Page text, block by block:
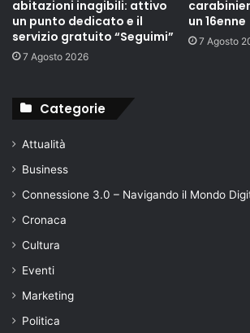
abitazioni inagibili: attivo
un punto dedicato e il
servizio gratuito “Seguimi”
7 Agosto 2026
un 16enne
7 Agosto
Categorie
Attualità
Business
Connessione 3.0 – Navigando il Mondo
Cronaca
Cultura
Eventi
Marketing
Politica